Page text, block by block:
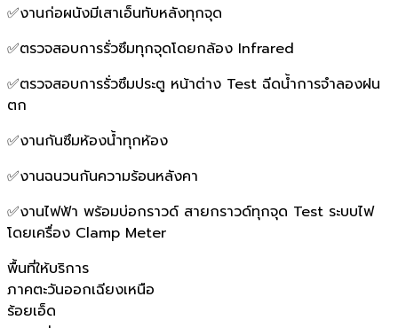
✅งานก่อผนังมีเสาเอ็นทับหลังทุกจุด
✅ตรวจสอบการรั่วซึมทุกจุดโดยกล้อง Infrared
✅ตรวจสอบการรั่วซึมประตู หน้าต่าง Test ฉีดน้ำการจำลองฝน
ตก
✅งานกันซึมห้องน้ำทุกห้อง
✅งานฉนวนกันความร้อนหลังคา
✅งานไฟฟ้า พร้อมบ่อกราวด์ สายกราวด์ทุกจุด Test ระบบไฟ
โดยเครื่อง Clamp Meter
พื้นที่ให้บริการ
ภาคตะวันออกเฉียงเหนือ
ร้อยเอ็ด